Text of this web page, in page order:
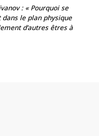
: « Pourquoi se
le plan physique
d’autres êtres à